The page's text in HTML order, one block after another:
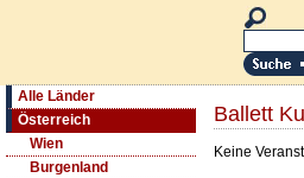
Alle Länder
Österreich
Wien
Burgenland
Ballett
Keine